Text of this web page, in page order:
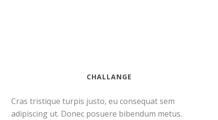
CHALLANGE
Cras tristique turpis justo, eu consequat sem
adipiscing ut. Donec posuere bibendum metus.